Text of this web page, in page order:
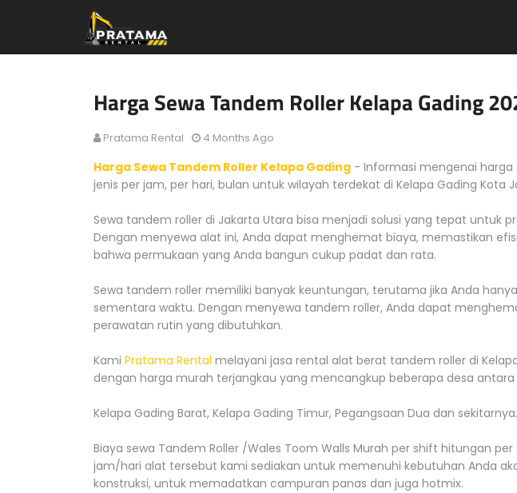
Harga Sewa Tandem Roller Kelapa Gading
Pratama Rental 4 Months Ago
Harga Sewa Tandem Roller Kelapa Gading - Informasi mengenai
jenis per jam, per hari, bulan untuk wilayah terdekat di Kelapa Gading Kota
Sewa tandem roller di Jakarta Utara bisa menjadi solusi yang tepat untuk
Dengan menyewa alat ini, Anda dapat menghemat biaya, memastikan
bahwa permukaan yang Anda bangun cukup padat dan rata.
Sewa tandem roller memiliki banyak keuntungan, terutama jika Anda
sementara waktu. Dengan menyewa tandem roller, Anda dapat
perawatan rutin yang dibutuhkan.
Kami Pratama Rental melayani jasa rental alat berat tandem roller di
dengan harga murah terjangkau yang mencangkup beberapa desa antara
Kelapa Gading Barat, Kelapa Gading Timur, Pegangsaan Dua dan sekitarnya.
Biaya sewa Tandem Roller /Wales Toom Walls Murah per shift hitungan
jam/hari alat tersebut kami sediakan untuk memenuhi kebutuhan Anda
konstruksi, untuk memadatkan campuran panas dan juga hotmix.